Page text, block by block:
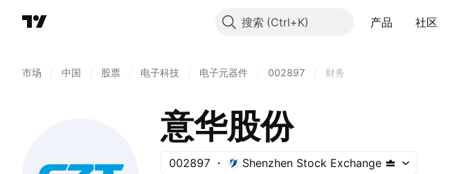
搜索 产品 社区
市场 中国 股票 电子科技 电子元器件 002897 财务
意华股份
002897 Shenzhen Stock Exchange